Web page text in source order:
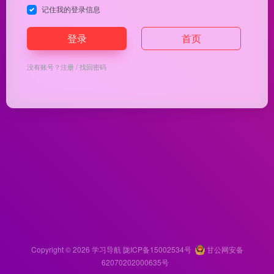
记住我的登录信息
登录 首页
没有账号？注册/找回密码
Copyright © 2026 学习导航 陇ICP备15002534号
甘公网安备
62070202000635号